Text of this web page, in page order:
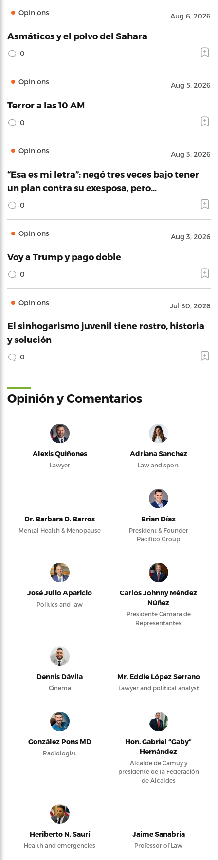
Opinions Aug 6, 2026
Asmáticos y el polvo del Sahara
0
Opinions Aug 5, 2026
Terror a las 10 AM
0
Opinions Aug 3, 2026
“Esa es mi letra”: negó tres veces bajo tener
un plan contra su exesposa, pero…
0
Opinions Aug 3, 2026
Voy a Trump y pago doble
0
Opinions Jul 30, 2026
El sinhogarismo juvenil tiene rostro, historia
y solución
0
Opinión y Comentarios
Alexis Quiñones
Lawyer
Adriana Sanchez
Law and sport
Dr. Barbara D. Barros
Mental Health & Menopause
Brian Díaz
President & Founder
Pacifico Group
José Julio Aparicio
Politics and law
Carlos Johnny Méndez
Núñez
Presidente Cámara de
Representantes
Dennis Dávila
Cinema
Mr. Eddie López Serrano
Lawyer and political analyst
González Pons MD
Radiologist
Hon. Gabriel “Gaby”
Hernández
Alcalde de Camuy y
presidente de la Federación
de Alcaldes
Heriberto N. Saurí
Health and emergencies
Jaime Sanabria
Professor of Law